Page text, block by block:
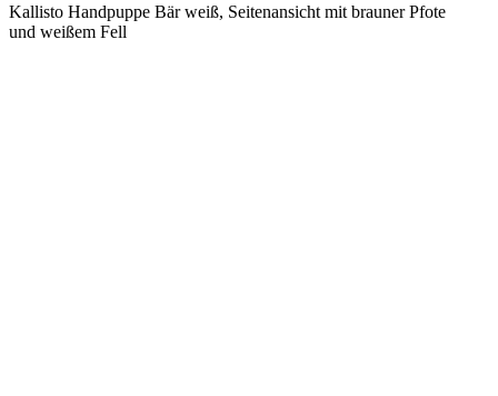
Kallisto Handpuppe Bär weiß, Seitenansicht mit brauner Pfote
und weißem Fell